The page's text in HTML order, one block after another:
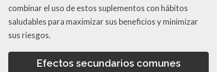
combinar el uso de estos suplementos con hábitos
saludables para maximizar sus beneficios y minimizar
sus riesgos.
Efectos secundarios comunes